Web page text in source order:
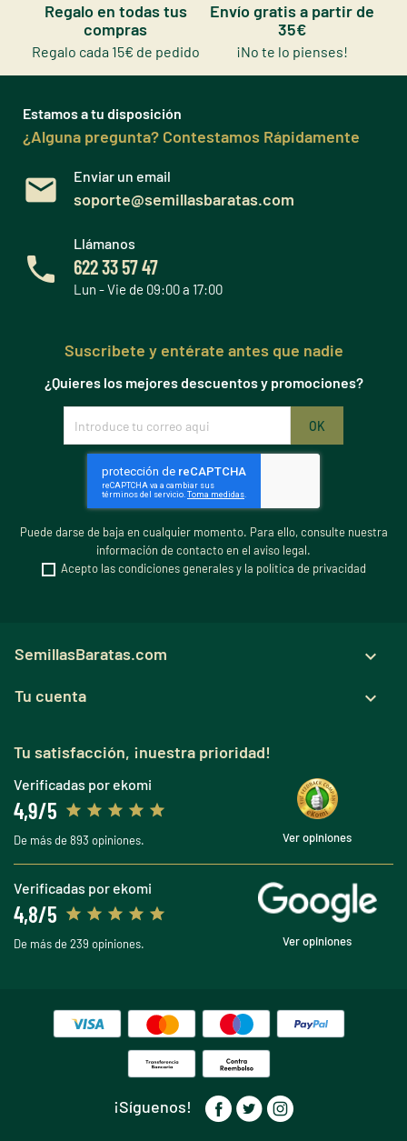
Regalo en todas tus
compras
Regalo cada 15€ de pedido
Envío gratis a partir de
35€
¡No te lo pienses!
Estamos a tu disposición
¿Alguna pregunta? Contestamos Rápidamente
Enviar un email
soporte@semillasbaratas.com
Llámanos
622 33 57 47
Lun - Vie de 09:00 a 17:00
Suscribete y entérate antes que nadie
¿Quieres los mejores descuentos y promociones?
Puede darse de baja en cualquier momento. Para ello, consulte nuestra
información de contacto en el aviso legal.
Acepto las condiciones generales y la política de privacidad
SemillasBaratas.com 
Tu cuenta 
Tu satisfacción, ¡nuestra prioridad!
Verificadas por ekomi
4,9/5
De más de 893 opiniones. Ver opiniones
Verificadas por ekomi
4,8/5
De más de 239 opiniones. Ver opiniones
¡Síguenos!